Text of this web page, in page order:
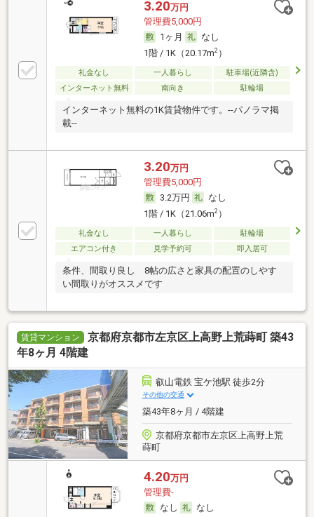
3.20万円
管理費5,000円
1ヶ月
なし
1階 / 1K（20.17m2）
礼金なし 一人暮らし
駐車場(近隣含)
インターネット無料
南向き 駐輪場
インターネット無料の1K賃貸物件です。--パノラマ掲
載--
3.20万円
管理費5,000円
3.2万円
なし
1階 / 1K（21.06m2）
礼金なし 一人暮らし
駐輪場
エアコン付き
見学予約可 即入居可
条件、間取り良し 8帖の広さと家具の配置のしやす
い間取りがオススメです
賃貸マンション
京都府京都市左京区上高野上荒蒔町 築43
年8ヶ月 4階建
叡山電鉄 宝ケ池駅 徒歩2分
その他の交通
築43年8ヶ月 / 4階建
京都府京都市左京区上高野上荒
蒔町
4.20万円
管理費-
なし
なし